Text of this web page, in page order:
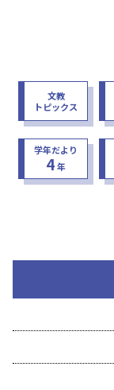
文教
トピックス
学年だより
4年